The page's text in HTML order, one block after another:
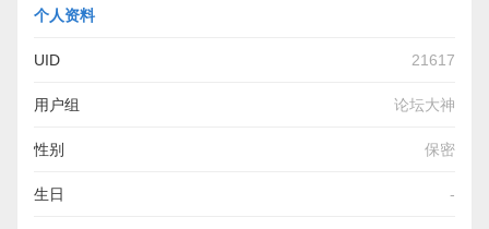
个人资料
UID 21617
用户组 论坛大神
性别 保密
生日 -